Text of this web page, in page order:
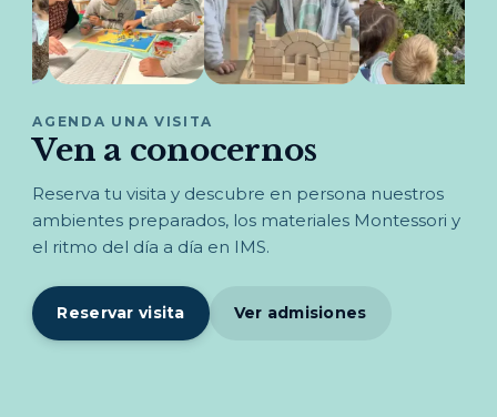
AGENDA UNA VISITA
Ven a conocernos
Reserva tu visita y descubre en persona nuestros
ambientes preparados, los materiales Montessori y
el ritmo del día a día en IMS.
Reservar visita Ver admisiones